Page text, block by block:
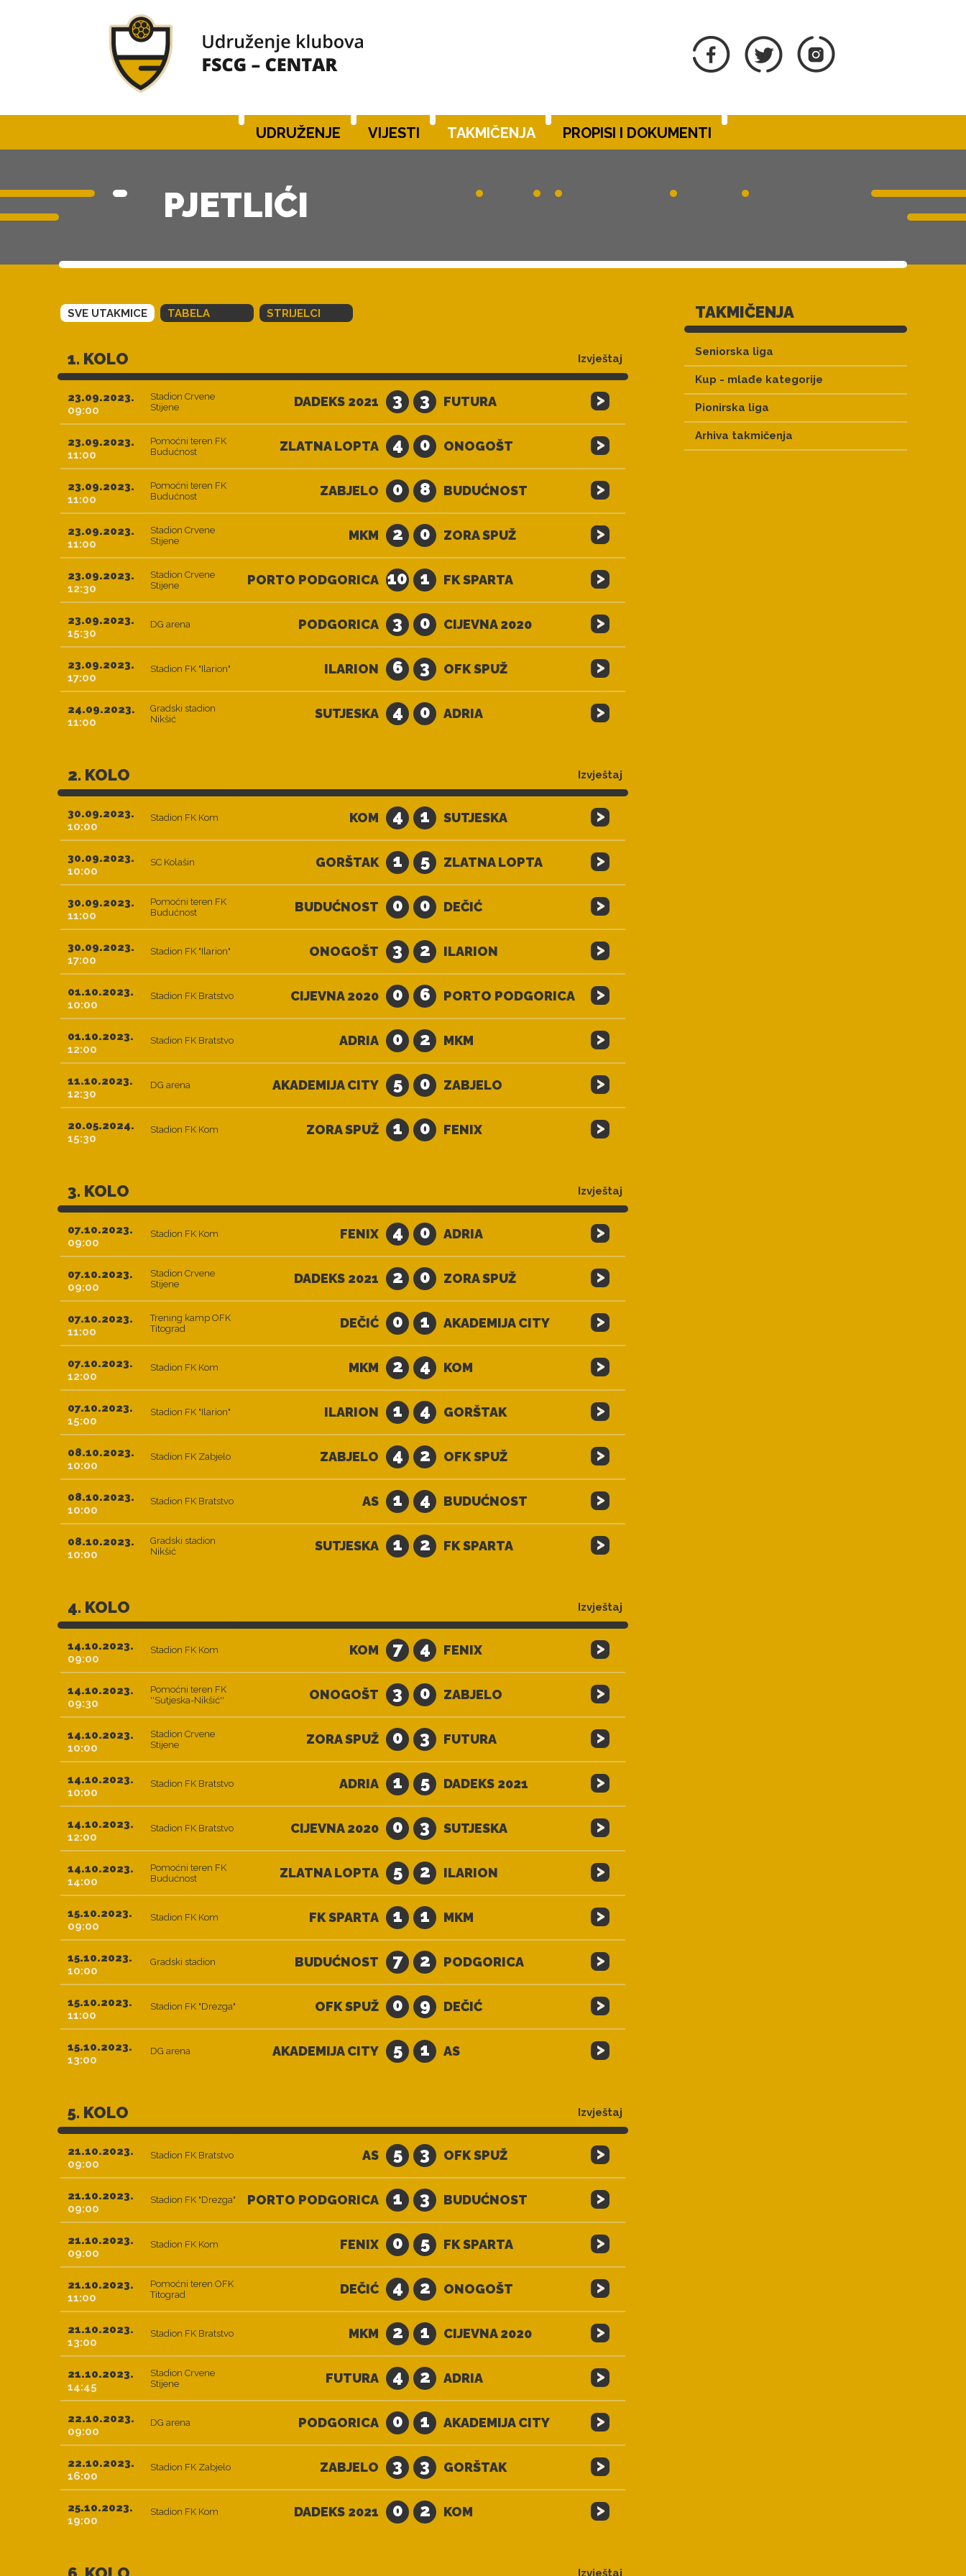
UDRUŽENJE VIJESTI TAKMIČENJA PROPISI I DOKUMENTI
PJETLIĆI
SVE UTAKMICE TABELA STRIJELCI
1. KOLO Izvještaj
23.09.2023.
09:00
Stadion Crvene
Stijene
DADEKS 2021 3 3 FUTURA >
23.09.2023.
11:00
Pomoćni teren FK
Budućnost
ZLATNA LOPTA 4 0 ONOGOŠT >
23.09.2023.
11:00
Pomoćni teren FK
Budućnost
ZABJELO 0 8 BUDUĆNOST >
23.09.2023.
11:00
Stadion Crvene
Stijene
MKM 2 0 ZORA SPUŽ >
23.09.2023.
12:30
Stadion Crvene
Stijene
PORTO PODGORICA 10 1 FK SPARTA >
23.09.2023.
15:30
DG arena PODGORICA 3 0 CIJEVNA 2020 >
23.09.2023.
17:00
Stadion FK "Ilarion" ILARION 6 3 OFK SPUŽ >
24.09.2023.
11:00
Gradski stadion
Nikšić
SUTJESKA 4 0 ADRIA >
2. KOLO Izvještaj
30.09.2023.
10:00
Stadion FK Kom KOM 4 1 SUTJESKA >
30.09.2023.
10:00
SC Kolašin GORŠTAK 1 5 ZLATNA LOPTA >
30.09.2023.
11:00
Pomoćni teren FK
Budućnost
BUDUĆNOST 0 0 DEČIĆ >
30.09.2023.
17:00
Stadion FK "Ilarion" ONOGOŠT 3 2 ILARION >
01.10.2023.
10:00
Stadion FK Bratstvo CIJEVNA 2020 0 6 PORTO PODGORICA >
01.10.2023.
12:00
Stadion FK Bratstvo ADRIA 0 2 MKM >
11.10.2023.
12:30
DG arena AKADEMIJA CITY 5 0 ZABJELO >
20.05.2024.
15:30
Stadion FK Kom ZORA SPUŽ 1 0 FENIX >
3. KOLO Izvještaj
07.10.2023.
09:00
Stadion FK Kom FENIX 4 0 ADRIA >
07.10.2023.
09:00
Stadion Crvene
Stijene
DADEKS 2021 2 0 ZORA SPUŽ >
07.10.2023.
11:00
Trening kamp OFK
Titograd
DEČIĆ 0 1 AKADEMIJA CITY >
07.10.2023.
12:00
Stadion FK Kom MKM 2 4 KOM >
07.10.2023.
15:00
Stadion FK "Ilarion" ILARION 1 4 GORŠTAK >
08.10.2023.
10:00
Stadion FK Zabjelo ZABJELO 4 2 OFK SPUŽ >
08.10.2023.
10:00
Stadion FK Bratstvo AS 1 4 BUDUĆNOST >
08.10.2023.
10:00
Gradski stadion
Nikšić
SUTJESKA 1 2 FK SPARTA >
4. KOLO Izvještaj
14.10.2023.
09:00
Stadion FK Kom KOM 7 4 FENIX >
14.10.2023.
09:30
Pomoćni teren FK
''Sutjeska-Nikšić''
ONOGOŠT 3 0 ZABJELO >
14.10.2023.
10:00
Stadion Crvene
Stijene
ZORA SPUŽ 0 3 FUTURA >
14.10.2023.
10:00
Stadion FK Bratstvo ADRIA 1 5 DADEKS 2021 >
14.10.2023.
12:00
Stadion FK Bratstvo CIJEVNA 2020 0 3 SUTJESKA >
14.10.2023.
14:00
Pomoćni teren FK
Budućnost
ZLATNA LOPTA 5 2 ILARION >
15.10.2023.
09:00
Stadion FK Kom FK SPARTA 1 1 MKM >
15.10.2023.
10:00
Gradski stadion BUDUĆNOST 7 2 PODGORICA >
15.10.2023.
11:00
Stadion FK "Drezga" OFK SPUŽ 0 9 DEČIĆ >
15.10.2023.
13:00
DG arena AKADEMIJA CITY 5 1 AS >
5. KOLO Izvještaj
21.10.2023.
09:00
Stadion FK Bratstvo AS 5 3 OFK SPUŽ >
21.10.2023.
09:00
Stadion FK "Drezga" PORTO PODGORICA 1 3 BUDUĆNOST >
21.10.2023.
09:00
Stadion FK Kom FENIX 0 5 FK SPARTA >
21.10.2023.
11:00
Pomoćni teren OFK
Titograd
DEČIĆ 4 2 ONOGOŠT >
21.10.2023.
13:00
Stadion FK Bratstvo MKM 2 1 CIJEVNA 2020 >
21.10.2023.
14:45
Stadion Crvene
Stijene
FUTURA 4 2 ADRIA >
22.10.2023.
09:00
DG arena PODGORICA 0 1 AKADEMIJA CITY >
22.10.2023.
16:00
Stadion FK Zabjelo ZABJELO 3 3 GORŠTAK >
25.10.2023.
19:00
Stadion FK Kom DADEKS 2021 0 2 KOM >
Izvještaj
TAKMIČENJA
Seniorska liga
Kup - mlađe kategorije
Pionirska liga
Arhiva takmičenja